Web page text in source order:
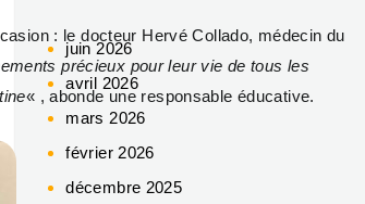
: le docteur Hervé Collado, médecin du
précieux pour leur vie de tous les
« , abonde une responsable éducative.
juin 2026
avril 2026
mars 2026
février 2026
décembre 2025